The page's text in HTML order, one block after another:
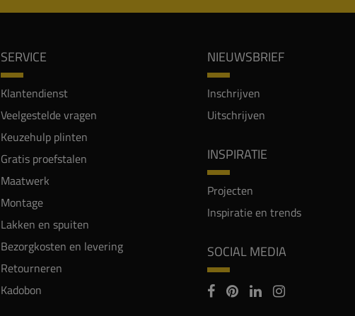
SERVICE
Klantendienst
Veelgestelde vragen
Keuzehulp plinten
Gratis proefstalen
Maatwerk
Montage
Lakken en spuiten
Bezorgkosten en levering
Retourneren
Kadobon
NIEUWSBRIEF
Inschrijven
Uitschrijven
INSPIRATIE
Projecten
Inspiratie en trends
SOCIAL MEDIA